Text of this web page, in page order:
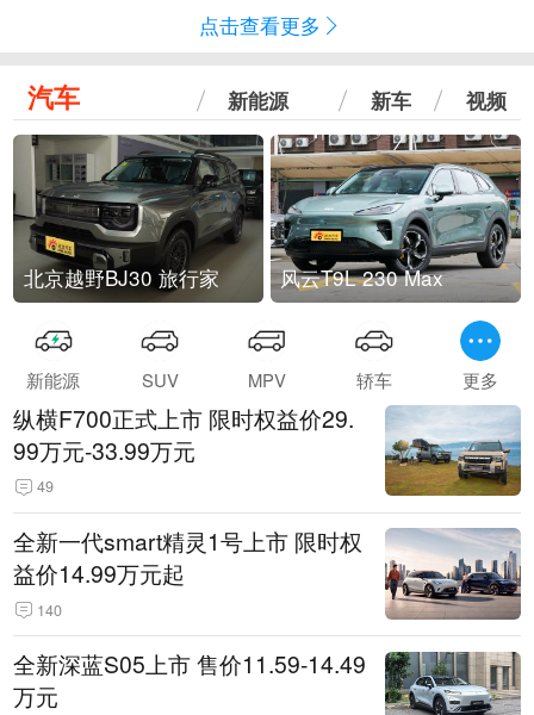
点击查看更多
汽车 新能源 新车 视频
北京越野BJ30 旅行家 风云T9L 230 Max
新能源 SUV MPV 轿车 更多
纵横F700正式上市 限时权益价29.
99万元-33.99万元
49
全新一代smart精灵1号上市 限时权
益价14.99万元起
140
全新深蓝S05上市 售价11.59-14.49
万元